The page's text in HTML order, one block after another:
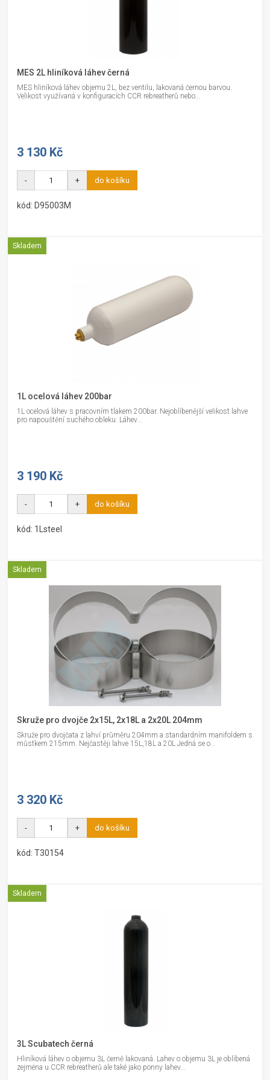
MES 2L hliníková láhev černá
MES hliníková láhev objemu 2L, bez ventilu, lakovaná černou barvou.
Velikost využívaná v konfiguracích CCR rebreatherů nebo...
3 130 Kč
- + do košíku
kód: D95003M
Skladem
1L ocelová láhev 200bar
1L ocelová láhev s pracovním tlakem 200bar. Nejoblíbenější velikost lahve
pro napouštění suchého obleku. Láhev...
3 190 Kč
- + do košíku
kód: 1Lsteel
Skladem
Skruže pro dvojče 2x15L, 2x18L a 2x20L 204mm
Skruže pro dvojčata z lahví průměru 204mm a standardním manifoldem s
můstkem 215mm. Nejčastěji lahve 15L,18L a 20L Jedná se o...
3 320 Kč
- + do košíku
kód: T30154
Skladem
3L Scubatech černá
Hliníková láhev o objemu 3L černě lakovaná. Lahev o objemu 3L je oblíbená
zejména u CCR rebreatherů ale také jako ponny lahev...